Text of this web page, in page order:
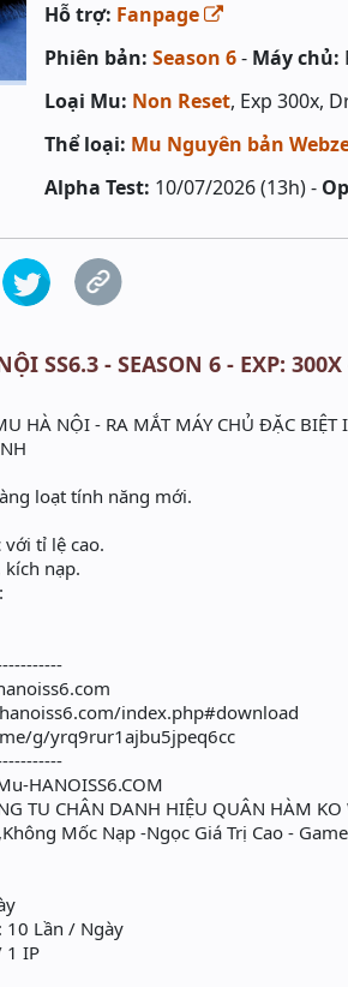
Hỗ trợ: Fanpage
Phiên bản: Season 6- Máy chủ:
Loại Mu: Non Reset, Exp 300x,
Thể loại: Mu Nguyên bản
Alpha Test: 10/07/2026 (13h) -
SS6.3 - SEASON 6 - EXP:
HÀ NỘI - RA MẮT MÁY CHỦ ĐẶC BIỆT
loạt tính năng mới.
tỉ lệ cao.
nạp.
index.php#download
g/yrq9rur1ajbu5jpeq6cc
HANOISS6.COM
TU CHÂN DANH HIỆU QUÂN HÀM KO
Mốc Nạp -Ngọc Giá Trị Cao -
10 Lần / Ngày
1 IP